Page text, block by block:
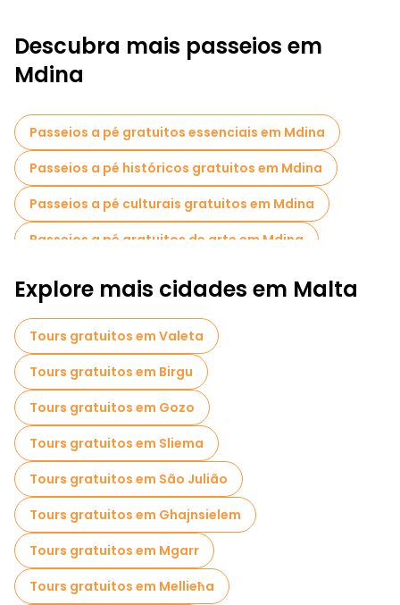
Descubra mais passeios em
Mdina
Passeios a pé gratuitos essenciais em Mdina
Passeios a pé históricos gratuitos em Mdina
Passeios a pé culturais gratuitos em Mdina
Passeios a pé gratuitos de arte em Mdina
Passeios a pé gratuitos para famílias em Mdina
Explore mais cidades em Malta
Tours gratuitos em Valeta
Tours gratuitos em Birgu
Tours gratuitos em Gozo
Tours gratuitos em Sliema
Tours gratuitos em São Julião
Tours gratuitos em Ghajnsielem
Tours gratuitos em Mgarr
Tours gratuitos em Mellieħa